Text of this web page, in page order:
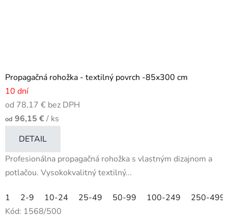
Propagačná rohožka - textilný povrch -85x300 cm
10 dní
od 78,17 € bez DPH
od 96,15 €/ ks
DETAIL
Profesionálna propagačná rohožka s vlastným dizajnom a
potlačou. Vysokokvalitný textilný...
1 2-9 10-24 25-49 50-99 100-249
250-499
Kód: 1568/500